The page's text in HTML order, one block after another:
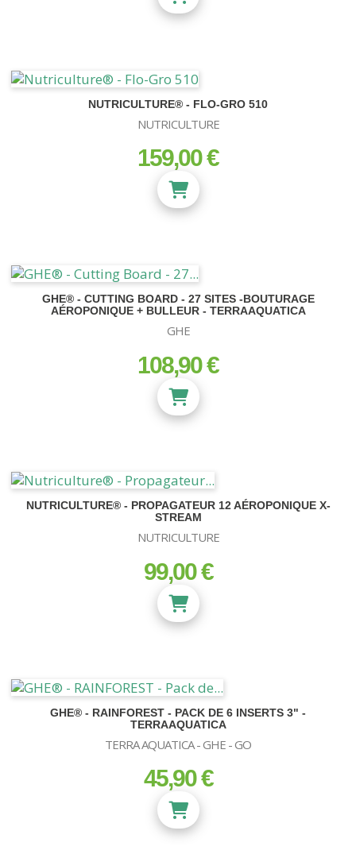
NUTRICULTURE® - FLO-GRO 510
NUTRICULTURE
prix
159,00 €
GHE® - CUTTING BOARD - 27 SITES -BOUTURAGE
AÉROPONIQUE + BULLEUR - TERRAAQUATICA
GHE
prix
108,90 €
NUTRICULTURE® - PROPAGATEUR 12 AÉROPONIQUE X-
STREAM
NUTRICULTURE
prix
99,00 €
GHE® - RAINFOREST - PACK DE 6 INSERTS 3" -
TERRAAQUATICA
TERRA AQUATICA - GHE - GO
prix
45,90 €